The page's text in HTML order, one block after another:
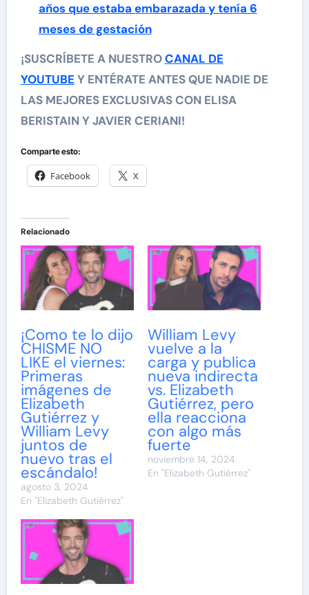
años que estaba embarazada y tenía 6
meses de gestación
¡SUSCRÍBETE A NUESTROCANAL DE
YOUTUBE Y ENTÉRATE ANTES QUE NADIE DE
LAS MEJORES EXCLUSIVAS CON ELISA
BERISTAIN Y JAVIER CERIANI!
Comparte esto:
Facebook X
Relacionado
¡Como te lo dijo
CHISME NO
LIKE el viernes:
Primeras
imágenes de
Elizabeth
Gutiérrez y
William Levy
juntos de
nuevo tras el
escándalo!
agosto 3, 2024
En "Elizabeth Gutiérrez"
William Levy
vuelve a la
carga y publica
nueva indirecta
vs. Elizabeth
Gutiérrez, pero
ella reacciona
con algo más
fuerte
noviembre 14, 2024
En "Elizabeth Gutiérrez"